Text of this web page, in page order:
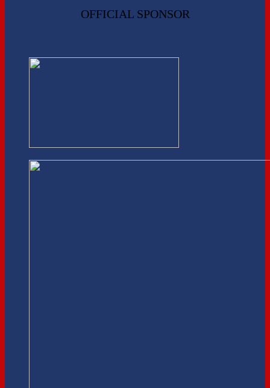
OFFICIAL SPONSOR